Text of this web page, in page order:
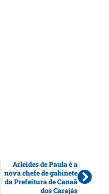
Arleides de Paula é a
nova chefe de gabinete
da Prefeitura de Canaã
dos Carajás